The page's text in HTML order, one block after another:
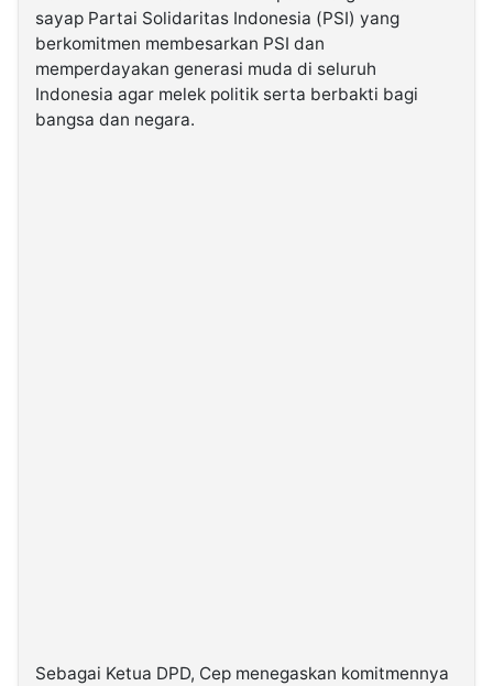
2026
Kabarbaru
Media
sayap Partai Solidaritas Indonesia (PSI) yang
berkomitmen membesarkan PSI dan
memperdayakan generasi muda di seluruh
Indonesia agar melek politik serta berbakti bagi
bangsa dan negara.
Sebagai Ketua DPD, Cep menegaskan komitmennya